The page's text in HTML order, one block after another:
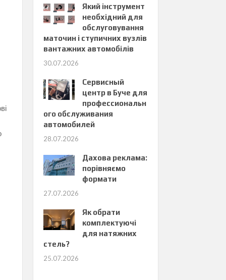
Який інструмент
необхідний для
обслуговування
маточин і ступичних вузлів
вантажних автомобілів
30.07.2026
Сервисный
центр в Буче для
профессиональн
ого обслуживания
автомобилей
28.07.2026
Дахова реклама:
порівняємо
формати
27.07.2026
Як обрати
комплектуючі
для натяжних
стель?
25.07.2026